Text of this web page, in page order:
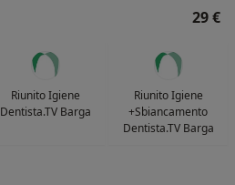
29 €
Riunito Igiene
Dentista.TV Barga
Riunito Igiene
+Sbiancamento
Dentista.TV Barga